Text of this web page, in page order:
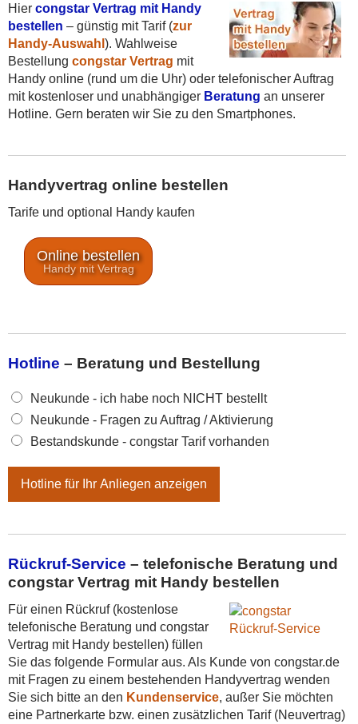
Hier congstar Vertrag mit Handy
bestellen – günstig mit Tarif (zur
Handy-Auswahl ). Wahlweise
Bestellung congstar Vertrag mit
Handy online (rund um die Uhr) oder telefonischer Auftrag
mit kostenloser und unabhängiger Beratung an unserer
Hotline. Gern beraten wir Sie zu den Smartphones.
Handyvertrag online bestellen
Tarife und optional Handy kaufen
Online bestellen
Handy mit Vertrag
Hotline – Beratung und Bestellung
N
e
u
k
e
r
B
e
s
t
a
n
d
s
k
Neukunde - ich habe noch NICHT bestellt
Neukunde - Fragen zu Auftrag / Aktivierung
Bestandskunde - congstar Tarif vorhanden
Hotline für Ihr Anliegen anzeigen
Rückruf-Service – telefonische Beratung und
congstar Vertrag mit Handy bestellen
Für einen Rückruf (kostenlose
telefonische Beratung und congstar
Vertrag mit Handy bestellen) füllen
Sie das folgende Formular aus. Als Kunde von congstar.de
mit Fragen zu einem bestehenden Handyvertrag wenden
Sie sich bitte an den Kundenservice, außer Sie möchten
eine Partnerkarte bzw. einen zusätzlichen Tarif (Neuvertrag)